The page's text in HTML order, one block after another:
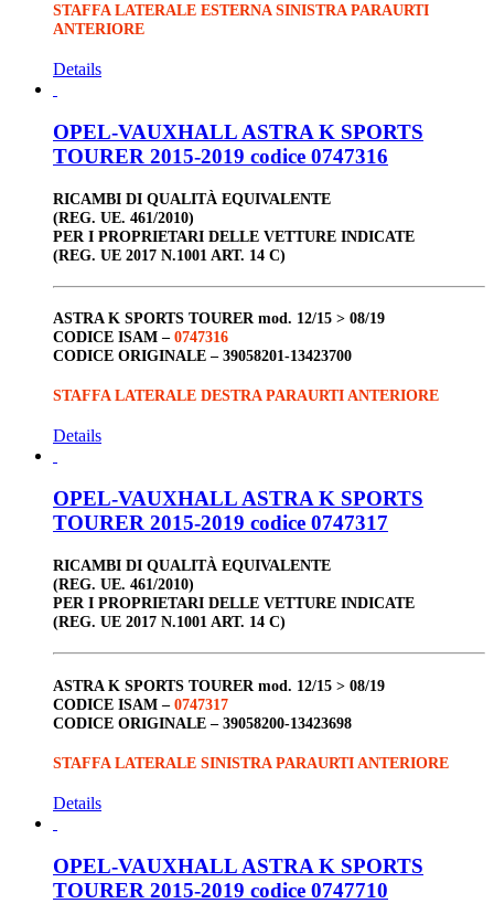
STAFFA LATERALE ESTERNA SINISTRA PARAURTI
ANTERIORE
Details
OPEL-VAUXHALL ASTRA K SPORTS
TOURER 2015-2019 codice 0747316
RICAMBI DI QUALITÀ EQUIVALENTE
(REG. UE. 461/2010)
PER I PROPRIETARI DELLE VETTURE INDICATE
(REG. UE 2017 N.1001 ART. 14 C)
ASTRA K SPORTS TOURER mod. 12/15 > 08/19
CODICE ISAM – 0747316
CODICE ORIGINALE – 39058201-13423700
STAFFA LATERALE DESTRA PARAURTI ANTERIORE
Details
OPEL-VAUXHALL ASTRA K SPORTS
TOURER 2015-2019 codice 0747317
RICAMBI DI QUALITÀ EQUIVALENTE
(REG. UE. 461/2010)
PER I PROPRIETARI DELLE VETTURE INDICATE
(REG. UE 2017 N.1001 ART. 14 C)
ASTRA K SPORTS TOURER mod. 12/15 > 08/19
CODICE ISAM – 0747317
CODICE ORIGINALE – 39058200-13423698
STAFFA LATERALE SINISTRA PARAURTI ANTERIORE
Details
OPEL-VAUXHALL ASTRA K SPORTS
TOURER 2015-2019 codice 0747710